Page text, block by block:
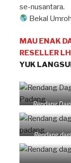
se-nusantara.
Bekal
MAU ENAK
RESELLER
YUK
Rendang
Rendang